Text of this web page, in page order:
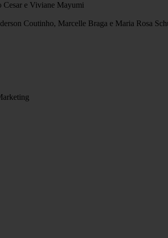
Cesar e Viviane Mayumi
Coutinho, Marcelle Braga e Maria Rosa